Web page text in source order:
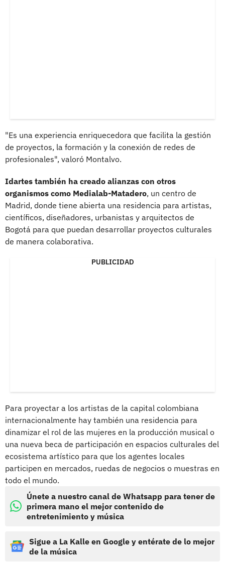
"Es una experiencia enriquecedora que facilita la gestión
de proyectos, la formación y la conexión de redes de
profesionales", valoró Montalvo.
Idartes también ha creado alianzas con otros
organismos como Medialab-Matadero, un centro de
Madrid, donde tiene abierta una residencia para artistas,
científicos, diseñadores, urbanistas y arquitectos de
Bogotá para que puedan desarrollar proyectos culturales
de manera colaborativa.
PUBLICIDAD
Para proyectar a los artistas de la capital colombiana
internacionalmente hay también una residencia para
dinamizar el rol de las mujeres en la producción musical o
una nueva beca de participación en espacios culturales del
ecosistema artístico para que los agentes locales
participen en mercados, ruedas de negocios o muestras en
todo el mundo.
Únete a nuestro canal de Whatsapp para tener de
primera mano el mejor contenido de
entretenimiento y música
Sigue a La Kalle en Google y entérate de lo mejor
de la música